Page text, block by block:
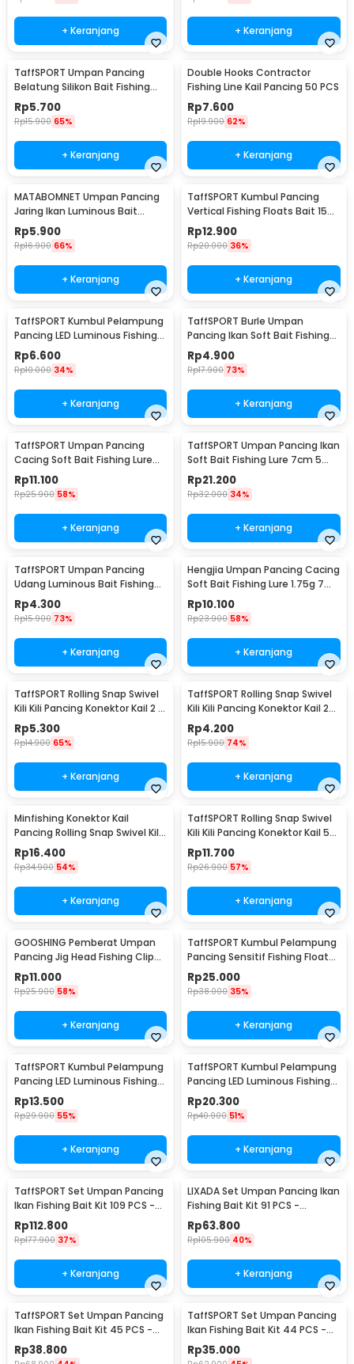
+ Keranjang + Keranjang
TaffSPORT Umpan Pancing
Belatung Silikon Bait Fishing
Lure 2cm 50 PCS - WD-160
Rp5.700
Rp15.900 65%
+ Keranjang
Double Hooks Contractor
Fishing Line Kail Pancing 50 PCS
Rp7.600
Rp19.900 62%
+ Keranjang
MATABOMNET Umpan Pancing
Jaring Ikan Luminous Bait
Fishing Lure 95 cm - 10118
Rp5.900
Rp16.900 66%
+ Keranjang
TaffSPORT Kumbul Pancing
Vertical Fishing Floats Bait 15
PCS - P0015
Rp12.900
Rp20.000 36%
+ Keranjang
TaffSPORT Kumbul Pelampung
Pancing LED Luminous Fishing
Float 2 PCS - NT-02
Rp6.600
Rp10.000 34%
+ Keranjang
TaffSPORT Burle Umpan
Pancing Ikan Soft Bait Fishing
Lure 7cm 10PCS - L72
Rp4.900
Rp17.900 73%
+ Keranjang
TaffSPORT Umpan Pancing
Cacing Soft Bait Fishing Lure
1.75g 7 PCS
Rp11.100
Rp25.900 58%
+ Keranjang
TaffSPORT Umpan Pancing Ikan
Soft Bait Fishing Lure 7cm 5
PCS - TY-BA58
Rp21.200
Rp32.000 34%
+ Keranjang
TaffSPORT Umpan Pancing
Udang Luminous Bait Fishing
Lure 8cm
Rp4.300
Rp15.900 73%
+ Keranjang
Hengjia Umpan Pancing Cacing
Soft Bait Fishing Lure 1.75g 7
PCS
Rp10.100
Rp23.900 58%
+ Keranjang
TaffSPORT Rolling Snap Swivel
Kili Kili Pancing Konektor Kail 2 8
PCS - S20
Rp5.300
Rp14.900 65%
+ Keranjang
TaffSPORT Rolling Snap Swivel
Kili Kili Pancing Konektor Kail 2
10 PCS - S20
Rp4.200
Rp15.900 74%
+ Keranjang
Minfishing Konektor Kail
Pancing Rolling Snap Swivel Kili
100 PCS 6# - YH12
Rp16.400
Rp34.900 54%
+ Keranjang
TaffSPORT Rolling Snap Swivel
Kili Kili Pancing Konektor Kail 50
PCS Size 12 - MRH10
Rp11.700
Rp26.900 57%
+ Keranjang
GOOSHING Pemberat Umpan
Pancing Jig Head Fishing Clip
0.2-2g 106 PCS
Rp11.000
Rp25.900 58%
+ Keranjang
TaffSPORT Kumbul Pelampung
Pancing Sensitif Fishing Float
10 PCS - P016
Rp25.000
Rp38.000 35%
+ Keranjang
TaffSPORT Kumbul Pelampung
Pancing LED Luminous Fishing
Float 1 PCS - YD03
Rp13.500
Rp29.900 55%
+ Keranjang
TaffSPORT Kumbul Pelampung
Pancing LED Luminous Fishing
Float 1 PCS - DS-10
Rp20.300
Rp40.900 51%
+ Keranjang
TaffSPORT Set Umpan Pancing
Ikan Fishing Bait Kit 109 PCS -
DWS250-A
Rp112.800
Rp177.900 37%
+ Keranjang
LIXADA Set Umpan Pancing Ikan
Fishing Bait Kit 91 PCS -
DWS250-B
Rp63.800
Rp105.900 40%
+ Keranjang
TaffSPORT Set Umpan Pancing
Ikan Fishing Bait Kit 45 PCS -
DWS250-C
Rp38.800
TaffSPORT Set Umpan Pancing
Ikan Fishing Bait Kit 44 PCS -
DWS250-D
Rp35.000